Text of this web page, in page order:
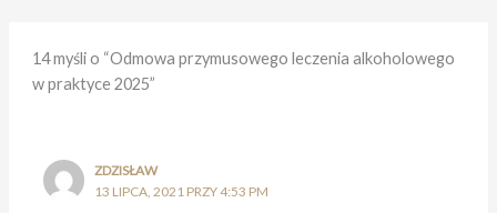
14 myśli o “Odmowa przymusowego leczenia alkoholowego
w praktyce 2025”
ZDZISŁAW
13 LIPCA, 2021 PRZY 4:53 PM